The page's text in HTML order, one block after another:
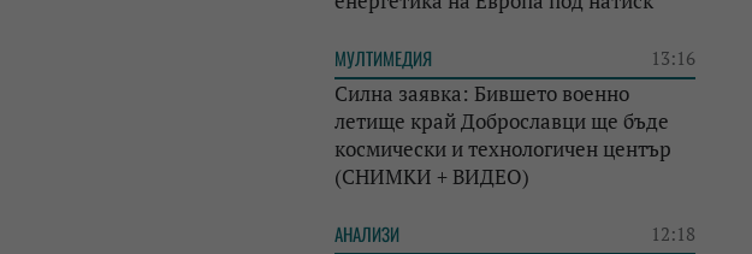
МУЛТИМЕДИЯ 13:16
Силна заявка: Бившето военно
летище край Доброславци ще бъде
космически и технологичен център
(СНИМКИ + ВИДЕО)
АНАЛИЗИ 12:18